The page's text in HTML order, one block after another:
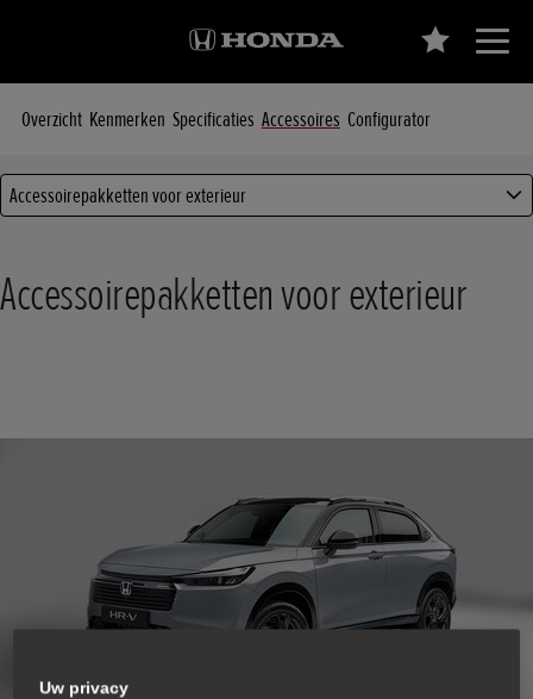
Overzicht Kenmerken Specificaties Accessoires Configurator
Accessoirepakketten voor exterieur
Accessoirepakketten voor exterieur
Uw privacy